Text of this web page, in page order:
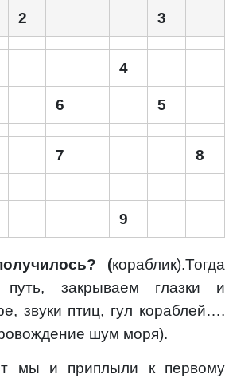
2 3
4
6 5
7 8
9
(кораблик).Тогда
путь, закрываем глазки и
звуки птиц, гул кораблей….
шум моря).
мы и приплыли к первому